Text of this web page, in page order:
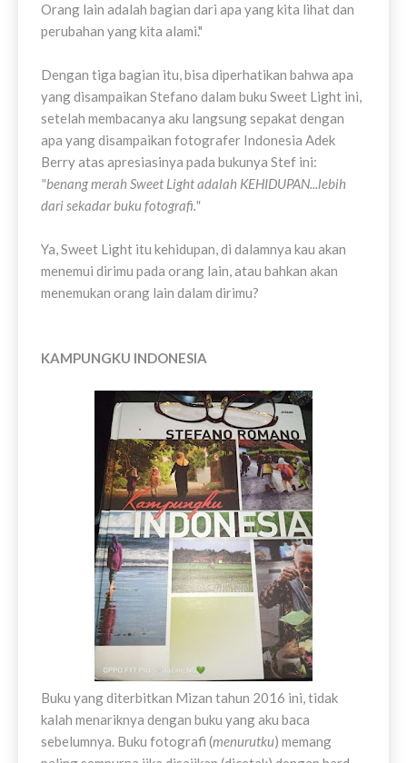
Orang lain adalah bagian dari apa yang kita lihat dan
perubahan yang kita alami."
Dengan tiga bagian itu, bisa diperhatikan bahwa apa
yang disampaikan Stefano dalam buku Sweet Light ini,
setelah membacanya aku langsung sepakat dengan
apa yang disampaikan fotografer Indonesia Adek
Berry atas apresiasinya pada bukunya Stef ini:
"benang merah Sweet Light adalah KEHIDUPAN...lebih
dari sekadar buku fotografi."
Ya, Sweet Light itu kehidupan, di dalamnya kau akan
menemui dirimu pada orang lain, atau bahkan akan
menemukan orang lain dalam dirimu?
KAMPUNGKU INDONESIA
Buku yang diterbitkan Mizan tahun 2016 ini, tidak
kalah menariknya dengan buku yang aku baca
sebelumnya. Buku fotografi (menurutku) memang